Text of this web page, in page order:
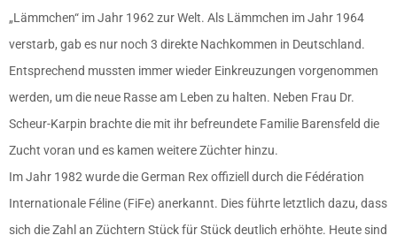
„Lämmchen“ im Jahr 1962 zur Welt. Als Lämmchen im Jahr 1964
verstarb, gab es nur noch 3 direkte Nachkommen in Deutschland.
Entsprechend mussten immer wieder Einkreuzungen vorgenommen
werden, um die neue Rasse am Leben zu halten. Neben Frau Dr.
Scheur-Karpin brachte die mit ihr befreundete Familie Barensfeld die
Zucht voran und es kamen weitere Züchter hinzu.
Im Jahr 1982 wurde die German Rex offiziell durch die Fédération
Internationale Féline (FiFe) anerkannt. Dies führte letztlich dazu, dass
sich die Zahl an Züchtern Stück für Stück deutlich erhöhte. Heute sind